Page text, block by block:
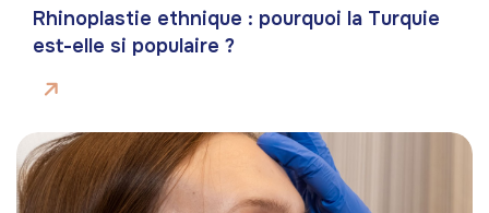
Rhinoplastie ethnique : pourquoi la Turquie
est-elle si populaire ?